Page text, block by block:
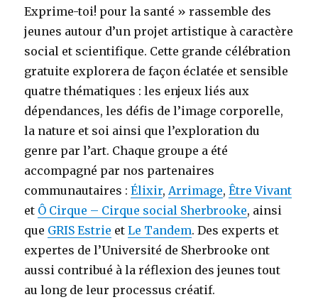
Exprime-toi! pour la santé » rassemble des
jeunes autour d’un projet artistique à caractère
social et scientifique. Cette grande célébration
gratuite explorera de façon éclatée et sensible
quatre thématiques : les enjeux liés aux
dépendances, les défis de l’image corporelle,
la nature et soi ainsi que l’exploration du
genre par l’art. Chaque groupe a été
accompagné par nos partenaires
communautaires :Élixir,Arrimage,Être Vivant
et Ô Cirque – Cirque social Sherbrooke, ainsi
que GRIS Estrie etLe Tandem. Des experts et
expertes de l’Université de Sherbrooke ont
aussi contribué à la réflexion des jeunes tout
au long de leur processus créatif.